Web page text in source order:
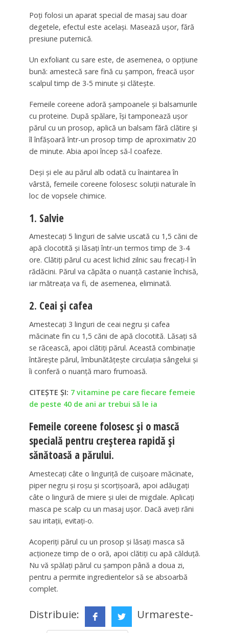
Poți folosi un aparat special de masaj sau doar
degetele, efectul este același. Masează ușor, fără
presiune puternică.
Un exfoliant cu sare este, de asemenea, o opțiune
bună: amestecă sare fină cu șampon, freacă ușor
scalpul timp de 3-5 minute și clătește.
Femeile coreene adoră șampoanele și balsamurile
cu proteine. După spălare, își tamponează ușor
părul cu un prosop, aplică un balsam fără clătire și
îl înfășoară într-un prosop timp de aproximativ 20
de minute. Abia apoi încep să-l coafeze.
Deși și ele au părul alb odată cu înaintarea în
vârstă, femeile coreene folosesc soluții naturale în
loc de vopsele chimice.
1. Salvie
Amestecați 5 linguri de salvie uscată cu 1,5 căni de
apă clocotită și lăsați într-un termos timp de 3-4
ore. Clătiți părul cu acest lichid zilnic sau frecați-l în
rădăcini. Părul va căpăta o nuanță castanie închisă,
iar mătreața va fi, de asemenea, eliminată.
2. Ceai și cafea
Amestecați 3 linguri de ceai negru și cafea
măcinate fin cu 1,5 căni de apă clocotită. Lăsați să
se răcească, apoi clătiți părul. Această combinație
întărește părul, îmbunătățește circulația sângelui și
îi conferă o nuanță maro frumoasă.
CITEȘTE ȘI: 7 vitamine pe care fiecare femeie
de peste 40 de ani ar trebui să le ia
Femeile coreene folosesc și o mască
specială pentru creșterea rapidă și
sănătoasă a părului.
Amestecați câte o linguriță de cuișoare măcinate,
piper negru și roșu și scorțișoară, apoi adăugați
câte o lingură de miere și ulei de migdale. Aplicați
masca pe scalp cu un masaj ușor. Dacă aveți răni
sau iritații, evitați-o.
Acoperiți părul cu un prosop și lăsați masca să
acționeze timp de o oră, apoi clătiți cu apă călduță.
Nu vă spălați părul cu șampon până a doua zi,
pentru a permite ingredientelor să se absoarbă
complet.
Distribuie:
Urmareste-